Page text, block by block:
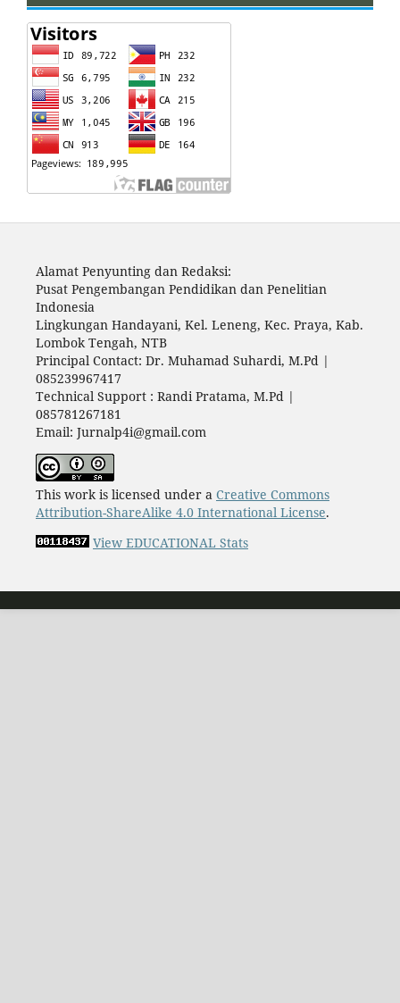
Alamat Penyunting dan Redaksi:
Pusat Pengembangan Pendidikan dan Penelitian
Indonesia
Lingkungan Handayani, Kel. Leneng, Kec. Praya, Kab.
Lombok Tengah, NTB
Principal Contact: Dr. Muhamad Suhardi, M.Pd |
085239967417
Technical Support : Randi Pratama, M.Pd |
085781267181
Email: Jurnalp4i@gmail.com
This work is licensed under a Creative Commons
Attribution-ShareAlike 4.0 International License.
View EDUCATIONAL Stats